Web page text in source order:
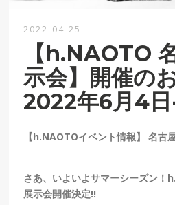
2022-04-25
【h.NAOTO
示会】開催の
2022年6月4
【h.NAOTOイベント情報】 名古
さあ、いよいよサマーシーズン！
展示会開催決定!!